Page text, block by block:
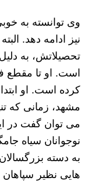
وی توانسته به
نیز ادامه دهد.
تحصیلاتش، به
است. او تا مقطع
می توان گفت در
نوجوانان سیاه
به دسته
هایی نظیر